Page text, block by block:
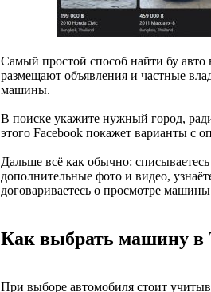
Самый простой способ найти бу
размещают объявления и частные
машины.
В поиске укажите нужный город,
этого Facebook покажет варианты с
Дальше всё как обычно:
дополнительные фото и видео,
договариваетесь о просмотре
Как выбрать машину в
При выборе автомобиля стоит